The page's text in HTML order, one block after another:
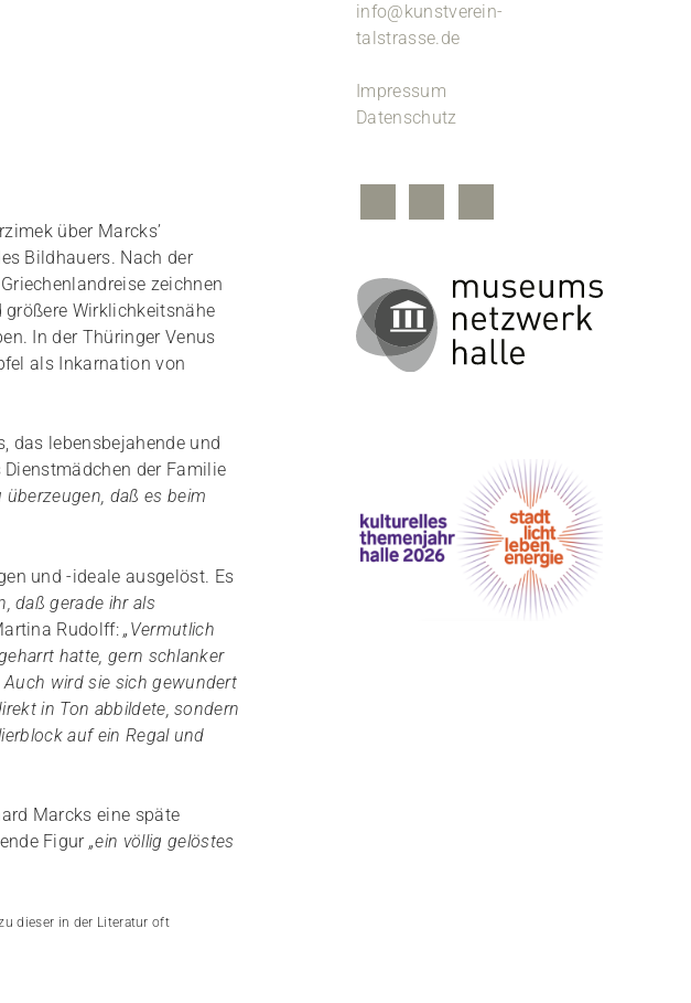
über Marcks’
Bildhauers. Nach der
zeichnen
Wirklichkeitsnähe
In der Thüringer Venus
als Inkarnation von
das lebensbejahende und
der Familie
überzeugen, daß es beim
und -ideale ausgelöst. Es
daß gerade ihr als
Rudolff:„Vermutlich
hatte, gern schlanker
wird sie sich gewundert
in Ton abbildete, sondern
auf ein Regal und
Marcks eine späte
Figur„ein völlig gelöstes
dieser in der Literatur oft
info@kunstverein-
talstrasse.de
Impressum
Datenschutz